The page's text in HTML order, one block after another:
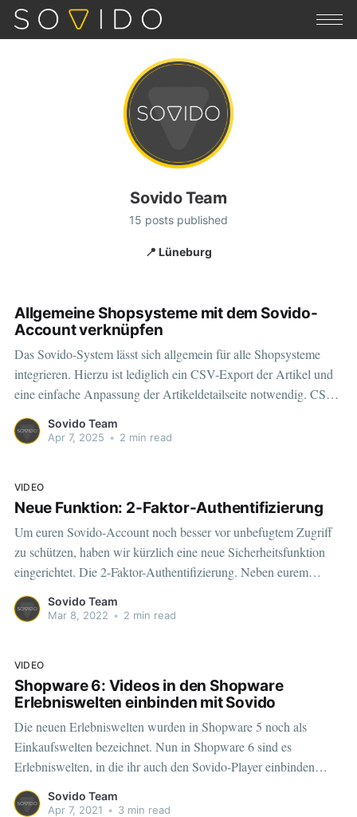
Sovido Team
15 posts published
📍 Lüneburg
Allgemeine Shopsysteme mit dem Sovido-
Account verknüpfen
Das Sovido-System lässt sich allgemein für alle Shopsysteme
integrieren. Hierzu ist lediglich ein CSV-Export der Artikel und
eine einfache Anpassung der Artikeldetailseite notwendig. CSV-
Export Zunächst legen wir ein neues Projekt an. Als "Art der
Website" wird nun der Punkt "Anderes Shopsystem"
Sovido Team
Apr 7, 2025 • 2 min read
VIDEO
Neue Funktion: 2-Faktor-Authentifizierung
Um euren Sovido-Account noch besser vor unbefugtem Zugriff
zu schützen, haben wir kürzlich eine neue Sicherheitsfunktion
eingerichtet. Die 2-Faktor-Authentifizierung. ‌‌‌‌Neben eurem
Zugangsdaten wird zum Login ein zufällig generierter Code
benötigt, der direkt auf eurem Smartphone erzeugt wird und nur
Sovido Team
Mar 8, 2022 • 2 min read
VIDEO
Shopware 6: Videos in den Shopware
Erlebniswelten einbinden mit Sovido
‌‌Die neuen Erlebniswelten wurden in Shopware 5 noch als
Einkaufswelten bezeichnet. Nun in Shopware 6 sind es
Erlebniswelten, in die ihr auch den Sovido-Player einbinden
könnt. Grundsätzlich funktioniert die Einbindung genau so, wie
die Einbindung eines Youtube- oder Vimeo-Videos. Da die
Sovido Team
Apr 7, 2021 • 3 min read